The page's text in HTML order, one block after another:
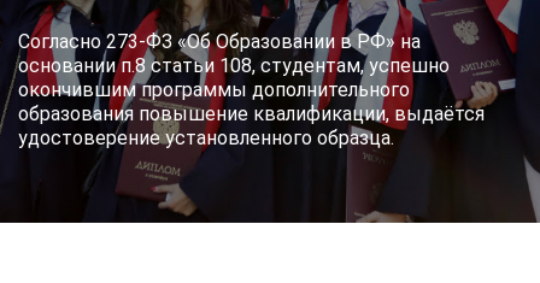
Согласно 273-ФЗ «Об Образовании в РФ» на
основании п.8 статьи 108, студентам, успешно
окончившим программы дополнительного
образования повышение квалификации, выдаётся
удостоверение установленного образца.